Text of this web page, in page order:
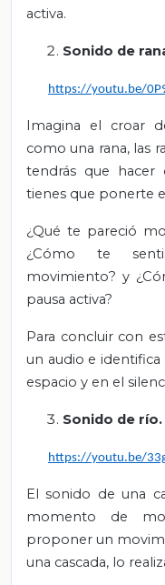
activa.
Sonido de
https://youtu.be/
Imagina el croar
como una rana, las
tendrás que
tienes que ponerte
¿Qué te pareció
¿Cómo te
movimiento? y
pausa activa?
Para concluir con
un audio e
espacio y en el
Sonido de río.
https://youtu.be/
El sonido de una
momento de
proponer un
una cascada, lo